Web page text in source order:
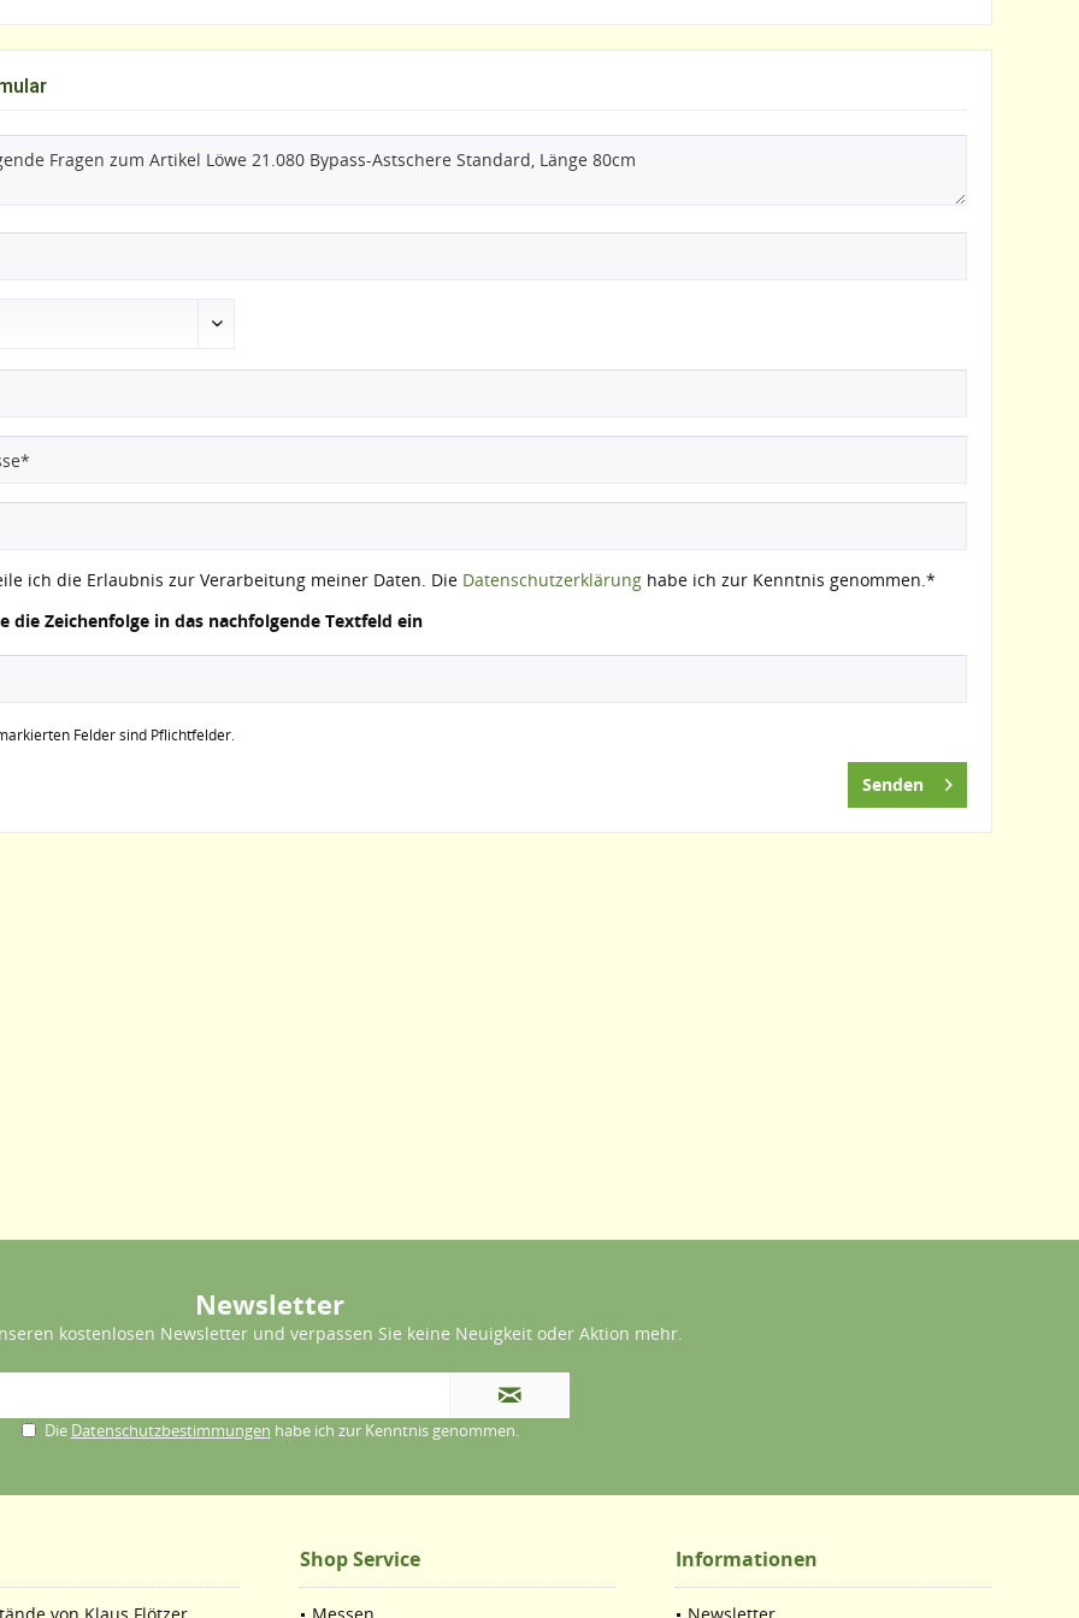
ich die Erlaubnis zur Verarbeitung meiner Daten. Die Datenschutzerklärung habe ich zur Kenntnis genommen.*
die Zeichenfolge in das nachfolgende Textfeld ein
Felder sind Pflichtfelder.
Senden
Newsletter
kostenlosen Newsletter und verpassen Sie keine Neuigkeit oder Aktion mehr.
Die Datenschutzbestimmungen habe ich zur Kenntnis genommen.
von Klaus Flötzer.
Shop Service
Messen
Informationen
Newsletter